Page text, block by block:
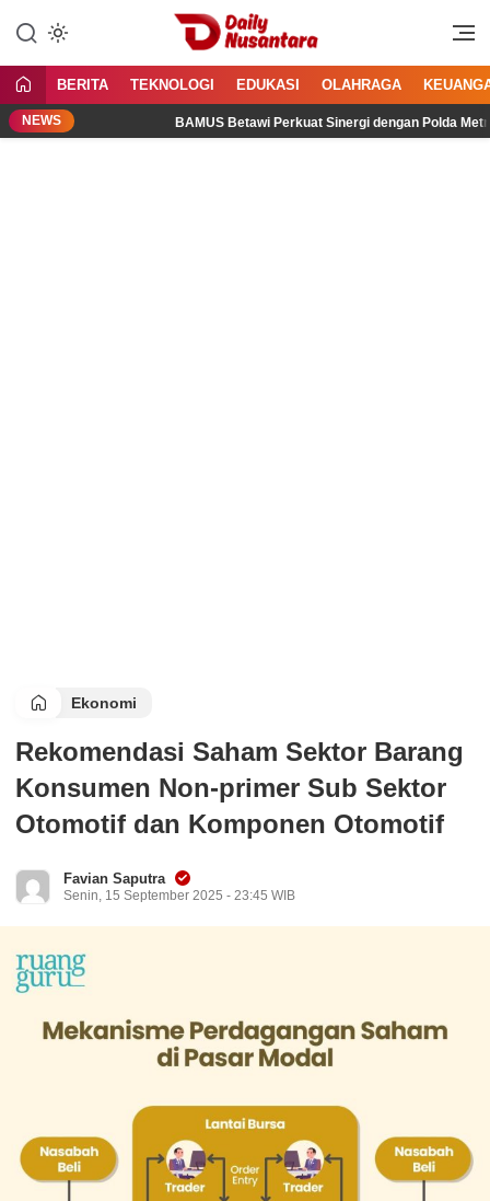
konten
Daily Nusantara
Menyajikan Fakta, Menginspirasi
BERITA TEKNOLOGI EDUKASI OLAHRAGA
NEWS BAMUS Betawi Perkuat Sinergi dengan Polda Metro
Ekonomi
Rekomendasi Saham Sektor Barang
Konsumen Non-primer Sub Sektor
Otomotif dan Komponen Otomotif
Favian Saputra
Senin, 15 September 2025 - 23:45 WIB